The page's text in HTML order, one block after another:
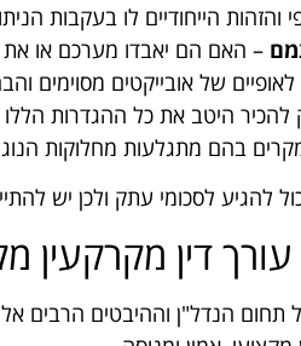
הייחודיים לו בעקבות
– האם הם יאבדו מערכם או את
לאופיים של אובייקטים מסוימים
היטב את כל ההגדרות
בהם מתגלעות מחלוקות
להגיע לסכומי עתק ולכן יש
דין מקרקעין
הנדל"ן וההיבטים הרבים